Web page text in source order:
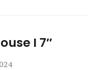
I 7″